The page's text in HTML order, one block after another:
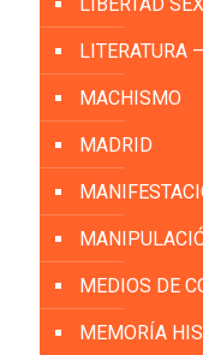
LITERATURA
MACHISMO
MADRID
MEDIOS DE
MEMORÍA